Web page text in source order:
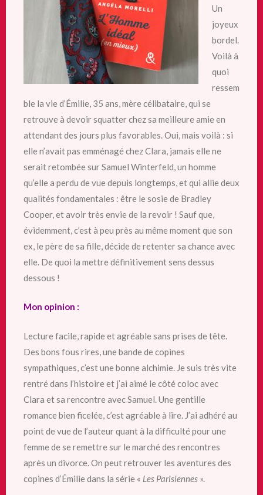
Un
joyeux
bordel.
Voilà à
quoi
ressem
ble la vie d’Émilie, 35 ans, mère célibataire, qui se
retrouve à devoir squatter chez sa meilleure amie en
attendant des jours plus favorables. Oui, mais voilà : si
elle n’avait pas emménagé chez Clara, jamais elle ne
serait retombée sur Samuel Winterfeld, un homme
qu’elle a perdu de vue depuis longtemps, et qui allie deux
qualités fondamentales : être le sosie de Bradley
Cooper, et avoir très envie de la revoir ! Sauf que,
évidemment, c’est à peu près au même moment que son
ex, le père de sa fille, décide de retenter sa chance avec
elle. De quoi la mettre définitivement sens dessus
dessous !
Mon opinion :
Lecture facile, rapide et agréable sans prises de tête.
Des bons fous rires, une bande de copines
sympathiques, c’est une bonne alchimie. Je suis très vite
rentré dans l’histoire et j’ai aimé le côté coloc avec
Clara et sa rencontre avec Samuel. Une gentille
romance bien ficelée, c’est agréable à lire. J’ai adhéré au
point de vue de l’auteur quant à la difficulté pour une
femme de se remettre sur le marché des rencontres
après un divorce. On peut retrouver les aventures des
copines d’Émilie dans la série « Les Parisiennes ».